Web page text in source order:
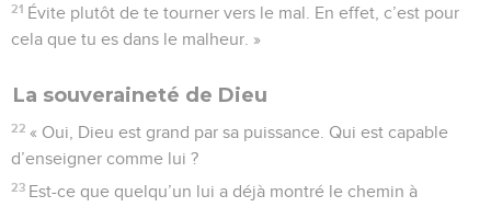
21 Évite plutôt de te tourner vers le mal. En effet, c’est pour
cela que tu es dans le malheur. »
La souveraineté de Dieu
22 « Oui, Dieu est grand par sa puissance. Qui est capable
d’enseigner comme lui ?
23 Est-ce que quelqu’un lui a déjà montré le chemin à